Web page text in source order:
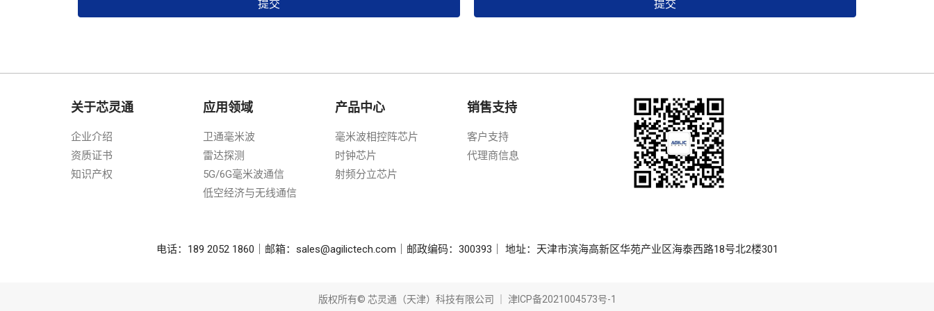
提交 提交
关于芯灵通
企业介绍
资质证书
知识产权
应用领域
卫通毫米波
雷达探测
5G/6G毫米波通信
低空经济与无线通信
产品中心
毫米波相控阵芯片
时钟芯片
射频分立芯片
销售支持
客户支持
代理商信息
电话：189 2052 1860｜邮箱：sales@agilictech.com｜邮政编码：300393｜ 地址：天津市滨海高新区华苑产业区海泰西路18号北2楼301
版权所有© 芯灵通（天津）科技有限公司 ｜ 津ICP备2021004573号-1